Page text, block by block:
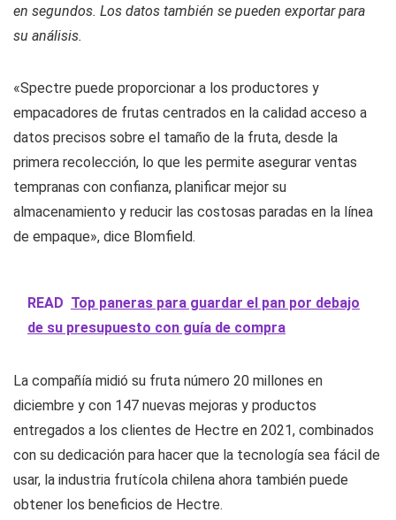
en segundos. Los datos también se pueden exportar para
su análisis.
«Spectre puede proporcionar a los productores y
empacadores de frutas centrados en la calidad acceso a
datos precisos sobre el tamaño de la fruta, desde la
primera recolección, lo que les permite asegurar ventas
tempranas con confianza, planificar mejor su
almacenamiento y reducir las costosas paradas en la línea
de empaque», dice Blomfield.
READ Top paneras para guardar el pan por debajo
de su presupuesto con guía de compra
La compañía midió su fruta número 20 millones en
diciembre y con 147 nuevas mejoras y productos
entregados a los clientes de Hectre en 2021, combinados
con su dedicación para hacer que la tecnología sea fácil de
usar, la industria frutícola chilena ahora también puede
obtener los beneficios de Hectre.